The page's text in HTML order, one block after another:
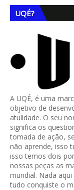
UQÉ?
A UQÉ, é uma
objetivo de
atulidade. O seu
significa os
tomada de ação,
não aprende, isso
isso temos dois
nossas peças as
mundial. Nada
tudo conquiste o